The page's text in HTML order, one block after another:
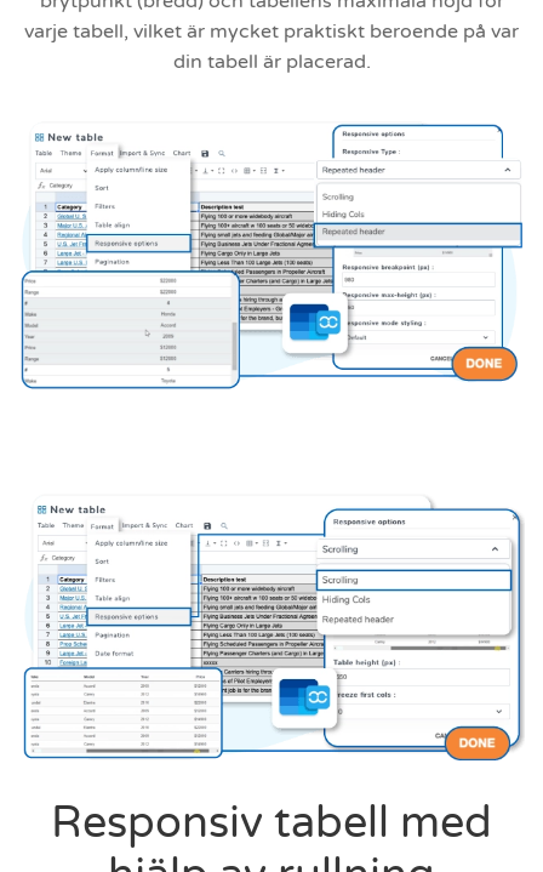
varje tabell, vilket är mycket praktiskt beroende på var
din tabell är placerad.
Responsiv tabell med